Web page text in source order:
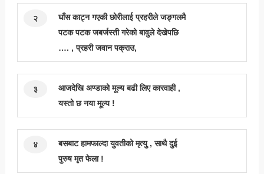
२
घाँस काट्न गएकी छोरीलाई प्रहरीले जङ्गलमै
पटक पटक जबर्जस्ती गरेको बावुले देखेपछि
…. , प्रहरी जवान पक्राउ,
३
आजदेखि अण्डाको मूल्य बढी लिए कारवाही ,
यस्तो छ नया मूल्य !
४
बसबाट हामफाल्दा युवतीको मृत्यु , साथै दुई
पुरुष मृत फेला !